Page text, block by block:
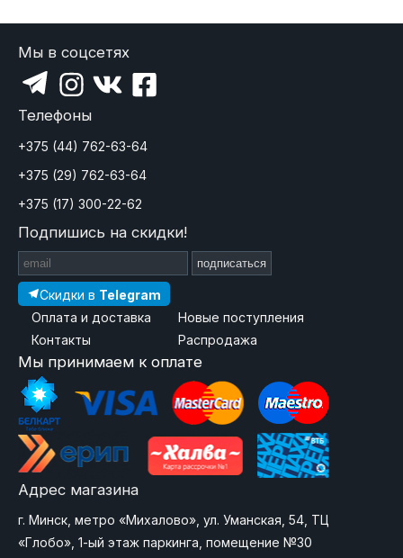
Мы в соцсетях
Телефоны
+375 (44) 762-63-64
+375 (29) 762-63-64
+375 (17) 300-22-62
Подпишись на скидки!
подписаться
Скидки в Telegram
Оплата и доставка
Контакты
Новые поступления
Распродажа
Мы принимаем к оплате
Адрес магазина
г. Минск, метро «Михалово», ул. Уманская, 54, ТЦ
«Глобо», 1-ый этаж паркинга, помещение №30